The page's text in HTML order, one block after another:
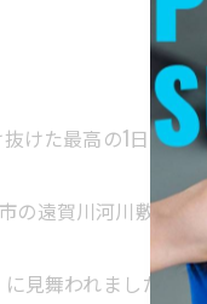
けた最高の1日
の遠賀川河川敷で
見舞われましたが